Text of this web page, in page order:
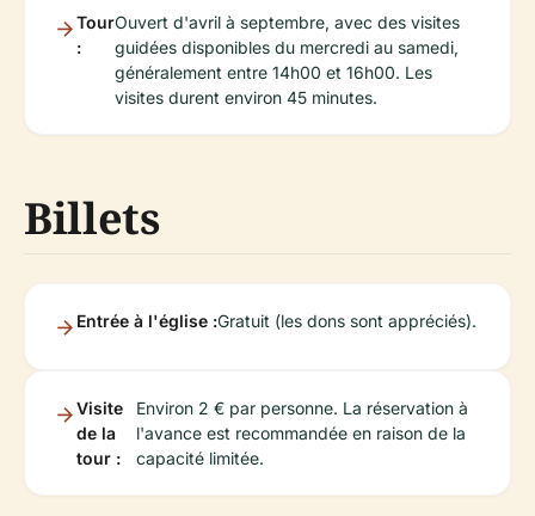
Tour
:
Ouvert d'avril à septembre, avec des visites
guidées disponibles du mercredi au samedi,
généralement entre 14h00 et 16h00. Les
visites durent environ 45 minutes.
Billets
Entrée à l'église :Gratuit (les dons sont appréciés).
Visite
de la
tour :
Environ 2 € par personne. La réservation à
l'avance est recommandée en raison de la
capacité limitée.